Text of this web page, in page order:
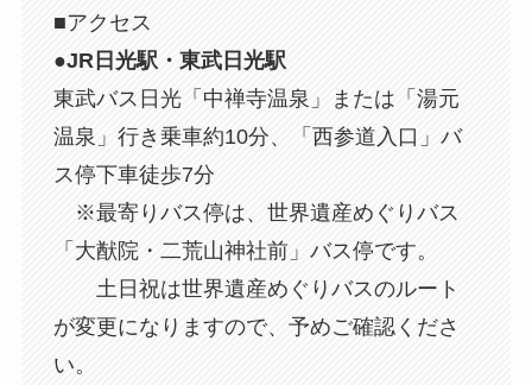
■アクセス
●JR日光駅・東武日光駅
東武バス日光「中禅寺温泉」または「湯元
温泉」行き乗車約10分、「西参道入口」バ
ス停下車徒歩7分
※最寄りバス停は、世界遺産めぐりバス
「大猷院・二荒山神社前」バス停です。
土日祝は世界遺産めぐりバスのルート
が変更になりますので、予めご確認くださ
い。